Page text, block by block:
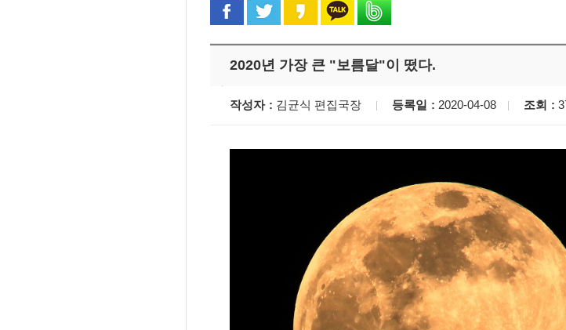
페이스북으로 공유
트위터로 공유카카오 스토리로 공유
카카오톡으로 공유
2020년 가장 큰 "보름달"이 떴다.
작성자 김균식 편집국장 등록일 2020-04-08 조회